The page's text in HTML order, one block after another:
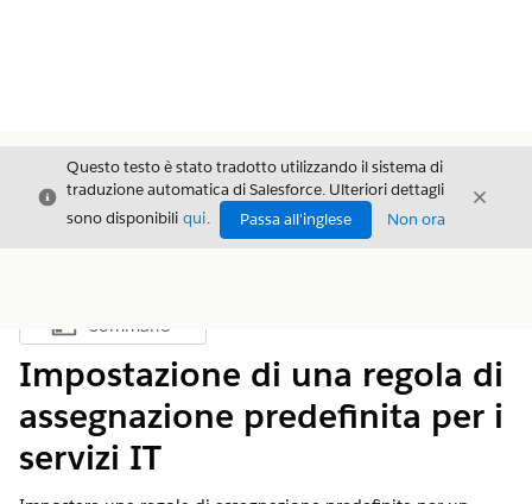
Chiudi
Questo testo è stato tradotto utilizzando il sistema di
traduzione automatica di Salesforce. Ulteriori dettagli
sono disponibili qui. Passa all'inglese Non ora
Chiudi
Mostra sommario
Sommario
Impostazione di una regola di
assegnazione predefinita per i
servizi IT